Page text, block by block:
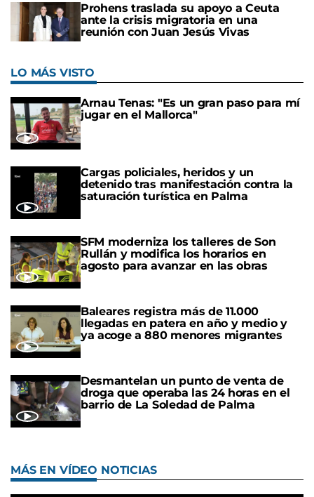
Prohens traslada su apoyo a Ceuta
ante la crisis migratoria en una
reunión con Juan Jesús Vivas
LO MÁS VISTO
Arnau Tenas: "Es un gran paso para mí
jugar en el Mallorca"
Cargas policiales, heridos y un
detenido tras manifestación contra la
saturación turística en Palma
SFM moderniza los talleres de Son
Rullán y modifica los horarios en
agosto para avanzar en las obras
Baleares registra más de 11.000
llegadas en patera en año y medio y
ya acoge a 880 menores migrantes
Desmantelan un punto de venta de
droga que operaba las 24 horas en el
barrio de La Soledad de Palma
MÁS EN VÍDEO NOTICIAS